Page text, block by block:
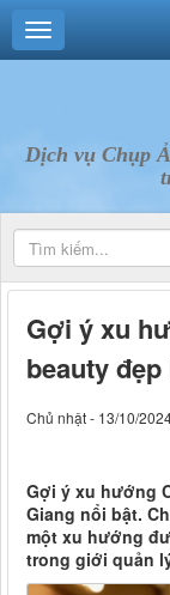
Dịch vụ Chụp
Gợi ý xu
beauty
Chủ nhật - 13/10/
Gợi ý xu hướng
Giang nổi bật.
một xu hướng
trong giới quản